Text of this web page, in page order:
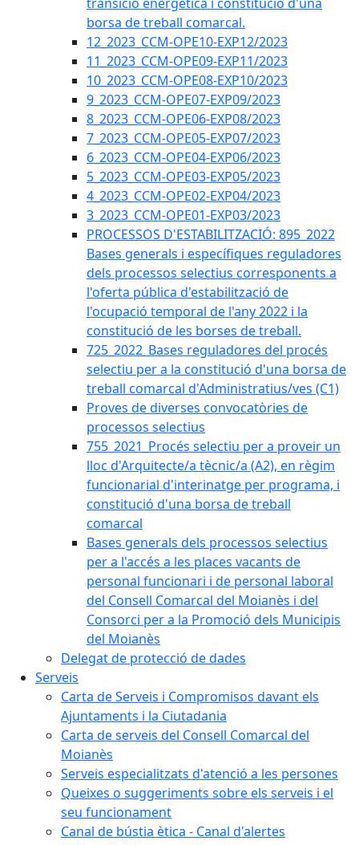
borsa de treball comarcal.
12_2023_CCM-OPE10-EXP12/2023
11_2023_CCM-OPE09-EXP11/2023
10_2023_CCM-OPE08-EXP10/2023
9_2023_CCM-OPE07-EXP09/2023
8_2023_CCM-OPE06-EXP08/2023
7_2023_CCM-OPE05-EXP07/2023
6_2023_CCM-OPE04-EXP06/2023
5_2023_CCM-OPE03-EXP05/2023
4_2023_CCM-OPE02-EXP04/2023
3_2023_CCM-OPE01-EXP03/2023
PROCESSOS D'ESTABILITZACIÓ: 895_2022
Bases generals i específiques reguladores
dels processos selectius corresponents a
l'oferta pública d'estabilització de
l'ocupació temporal de l'any 2022 i la
constitució de les borses de treball.
725_2022_Bases reguladores del procés
selectiu per a la constitució d'una borsa de
treball comarcal d'Administratius/ves (C1)
Proves de diverses convocatòries de
processos selectius
755_2021_Procés selectiu per a proveir un
lloc d'Arquitecte/a tècnic/a (A2), en règim
funcionarial d'interinatge per programa, i
constitució d'una borsa de treball
comarcal
Bases generals dels processos selectius
per a l'accés a les places vacants de
personal funcionari i de personal laboral
del Consell Comarcal del Moianès i del
Consorci per a la Promoció dels Municipis
del Moianès
Delegat de protecció de dades
Serveis
Carta de Serveis i Compromisos davant els
Ajuntaments i la Ciutadania
Carta de serveis del Consell Comarcal del
Moianès
Serveis especialitzats d'atenció a les persones
Queixes o suggeriments sobre els serveis i el
seu funcionament
Canal de bústia ètica - Canal d'alertes